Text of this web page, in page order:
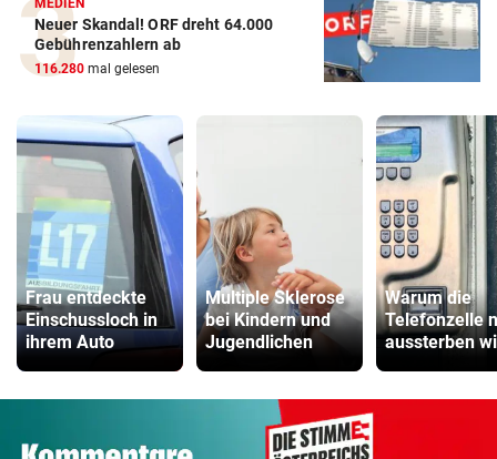
MEDIEN
Neuer Skandal! ORF dreht 64.000
Gebührenzahlern ab
116.280 mal gelesen
Frau entdeckte
Einschussloch in
ihrem Auto
Multiple Sklerose
bei Kindern und
Jugendlichen
Warum die
Telefonzelle
aussterben